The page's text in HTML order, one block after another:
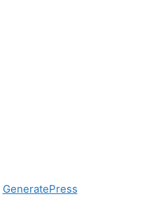
GeneratePress